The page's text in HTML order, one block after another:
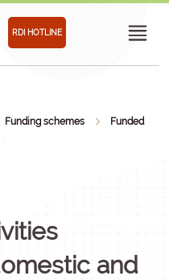
RDI HOTLINE
Funding schemes
Funded
and